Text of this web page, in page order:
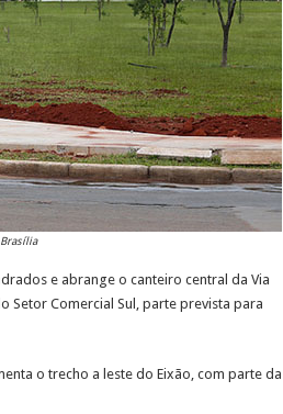
e abrange o canteiro central da Via
Setor Comercial Sul, parte prevista para
o trecho a leste do Eixão, com parte da